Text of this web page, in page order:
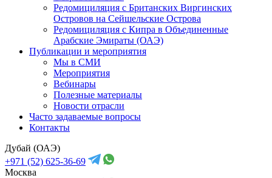
Редомициляция с Британских Виргинских
Островов на Сейшельские Острова
Редомициляция с Кипра в Объединенные
Арабские Эмираты (ОАЭ)
Публикации и мероприятия
Мы в СМИ
Мероприятия
Вебинары
Полезные материалы
Новости отрасли
Часто задаваемые вопросы
Контакты
Дубай (ОАЭ)
+971 (52) 625-36-69
Москва